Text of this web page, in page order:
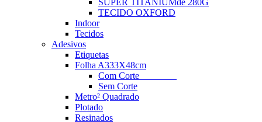
TECIDO OXFORD
Indoor
Tecidos
Adesivos
Etiquetas
Folha A333X48cm
Com Corte
Sem Corte
Metro² Quadrado
Plotado
Resinados